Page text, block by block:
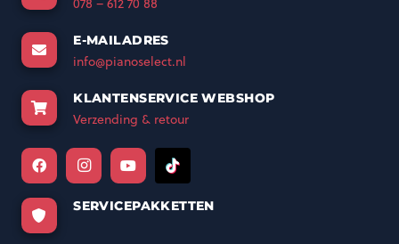
078 – 612 70 88
E-MAILADRES
info@pianoselect.nl
KLANTENSERVICE WEBSHOP
Verzending & retour
SERVICEPAKKETTEN